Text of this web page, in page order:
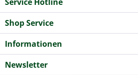
Shop Service
Informationen
Newsletter